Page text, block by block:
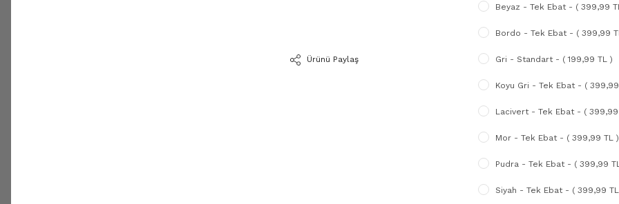
Ürünü Paylaş
Beyaz - Tek Ebat - ( 399,99
Bordo - Tek Ebat - ( 399,99
Gri - Standart - ( 199,99 TL )
Koyu Gri - Tek Ebat - (
Lacivert - Tek Ebat - ( 399,99
Mor - Tek Ebat - ( 399,99 TL )
Pudra - Tek Ebat - ( 399,99
Siyah - Tek Ebat - ( 399,99